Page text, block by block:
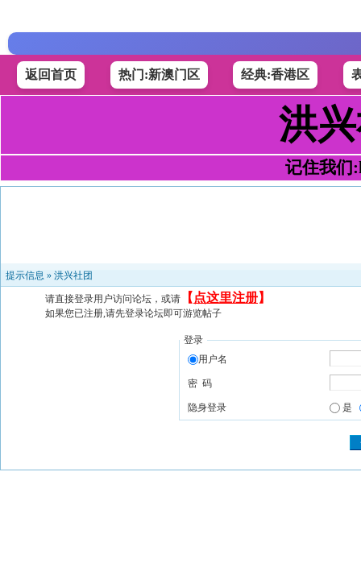
返回首页 热门:新澳门区 经典:香港区
洪
记住我们
提示信息 » 洪兴社团
请直接登录用户访问论坛，或请 【 点这里注册】
如果您已注册,请先登录论坛即可游览帖子
登录
用户名
密 码
隐身登录 是